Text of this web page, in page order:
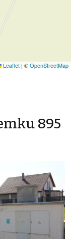
Leaflet | ©OpenStreetMap
895